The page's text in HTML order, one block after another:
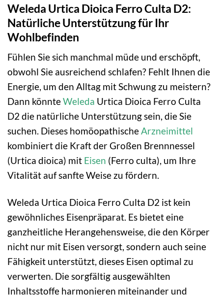
Weleda Urtica Dioica Ferro Culta D2:
Natürliche Unterstützung für Ihr
Wohlbefinden
Fühlen Sie sich manchmal müde und erschöpft,
obwohl Sie ausreichend schlafen? Fehlt Ihnen die
Energie, um den Alltag mit Schwung zu meistern?
Dann könnteWeleda Urtica Dioica Ferro Culta
D2 die natürliche Unterstützung sein, die Sie
suchen. Dieses homöopathischeArzneimittel
kombiniert die Kraft der Großen Brennnessel
(Urtica dioica) mit Eisen (Ferro culta), um Ihre
Vitalität auf sanfte Weise zu fördern.
Weleda Urtica Dioica Ferro Culta D2 ist kein
gewöhnliches Eisenpräparat. Es bietet eine
ganzheitliche Herangehensweise, die den Körper
nicht nur mit Eisen versorgt, sondern auch seine
Fähigkeit unterstützt, dieses Eisen optimal zu
verwerten. Die sorgfältig ausgewählten
Inhaltsstoffe harmonieren miteinander und